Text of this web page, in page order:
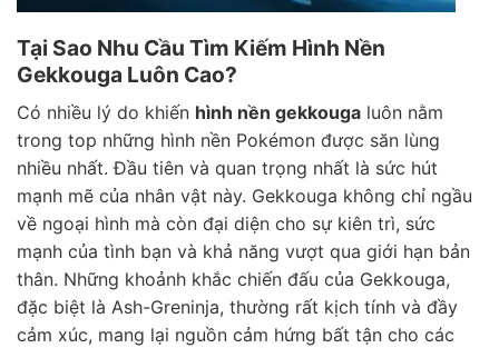
Tại Sao Nhu Cầu Tìm Kiếm Hình Nền
Gekkouga Luôn Cao?
Có nhiều lý do khiến hình nền gekkouga luôn nằm
trong top những hình nền Pokémon được săn lùng
nhiều nhất. Đầu tiên và quan trọng nhất là sức hút
mạnh mẽ của nhân vật này. Gekkouga không chỉ ngầu
về ngoại hình mà còn đại diện cho sự kiên trì, sức
mạnh của tình bạn và khả năng vượt qua giới hạn bản
thân. Những khoảnh khắc chiến đấu của Gekkouga,
đặc biệt là Ash-Greninja, thường rất kịch tính và đầy
cảm xúc, mang lại nguồn cảm hứng bất tận cho các